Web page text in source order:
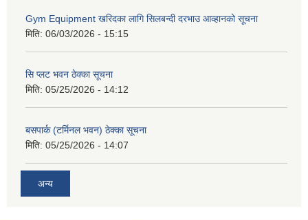
Gym Equipment खरिदका लागि सिलबन्दी दरभाउ आव्हानको सूचना
मिति: 06/03/2026 - 15:15
सि प्लट भवन ठेक्का सूचना
मिति: 05/25/2026 - 14:12
बसपार्क (टर्मिनल भवन) ठेक्का सूचना
मिति: 05/25/2026 - 14:07
अन्य